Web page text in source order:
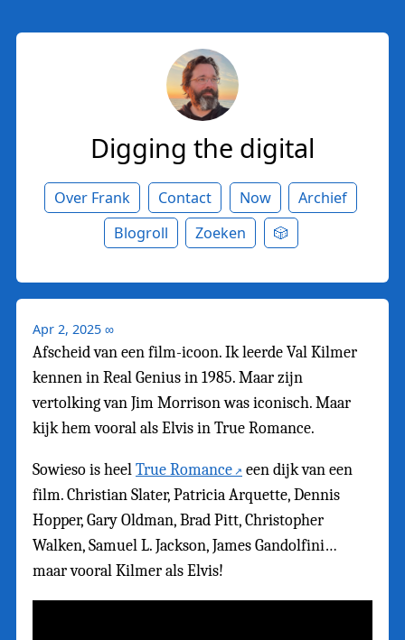
Digging the digital
Over Frank Contact Now
Archief
Blogroll
Zoeken 🎲
Apr 2, 2025 ∞
Afscheid van een film-icoon. Ik leerde Val Kilmer
kennen in Real Genius in 1985. Maar zijn
vertolking van Jim Morrison was iconisch. Maar
kijk hem vooral als Elvis in True Romance.
Sowieso is heelTrue Romance
een dijk van een
film. Christian Slater, Patricia Arquette, Dennis
Hopper, Gary Oldman, Brad Pitt, Christopher
Walken, Samuel L. Jackson, James Gandolfini…
maar vooral Kilmer als Elvis!